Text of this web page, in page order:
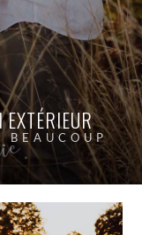
EXTÉRIEUR
BEAUCOUP